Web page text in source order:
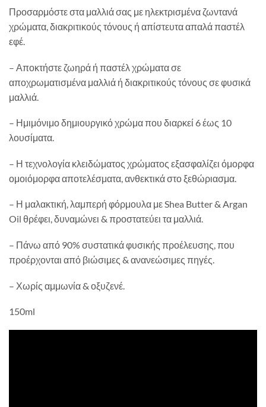
Προσαρμόστε στα μαλλιά σας με ηλεκτρισμένα ζωντανά
χρώματα, διακριτικούς τόνους ή απίστευτα απαλά παστέλ
εφέ.
– Αποκτήστε ζωηρά ή παστέλ χρώματα σε
αποχρωματισμένα μαλλιά ή διακριτικούς τόνους σε φυσικά
μαλλιά.
– Ημιμόνιμο δημιουργικό χρώμα που διαρκεί 6 έως 10
λουσίματα.
– Η τεχνολογία κλειδώματος χρώματος εξασφαλίζει όμορφα
ομοιόμορφα αποτελέσματα, ανθεκτικά στο ξεθώριασμα.
– Η μαλακτική, λαμπερή φόρμουλα με Shea Butter & Argan
Oil θρέφει, δυναμώνει & προστατεύει τα μαλλιά.
– Πάνω από 90% συστατικά φυσικής προέλευσης, που
προέρχονται από βιώσιμες & ανανεώσιμες πηγές.
– Χωρίς αμμωνία & οξυζενέ.
150ml